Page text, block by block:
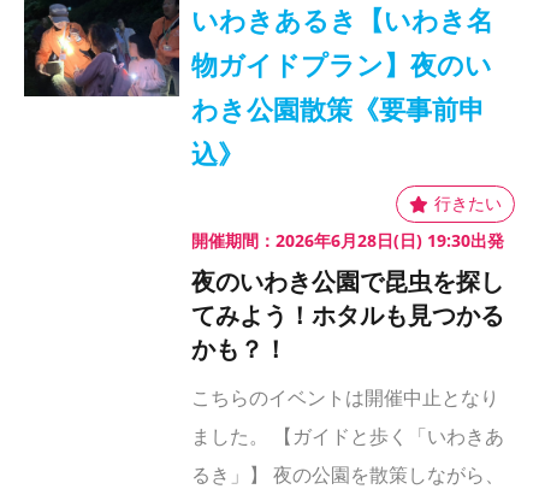
いわきあるき【いわき名
物ガイドプラン】夜のい
わき公園散策《要事前申
込》
開催期間：2026年6月28日(日) 19:30出発
夜のいわき公園で昆虫を探し
てみよう！ホタルも見つかる
かも？！
こちらのイベントは開催中止となり
ました。 【ガイドと歩く「いわきあ
るき」】 夜の公園を散策しながら、